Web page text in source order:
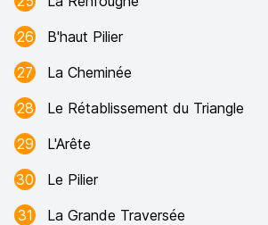
26
B'haut Pilier
27
La Cheminée
28
Le Rétablissement du Triangle
29
L'Arête
30
Le Pilier
31
La Grande Traversée